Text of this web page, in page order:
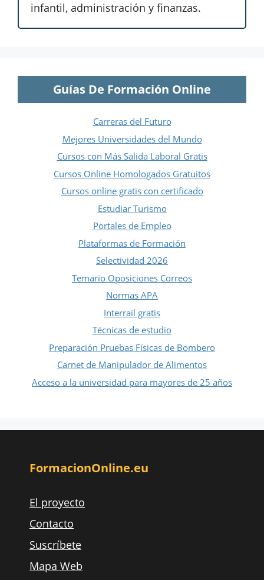
infantil, administración y finanzas.
Guías De Formación Online
Carreras del Futuro
Mejores Universidades del Mundo
Cursos con Más Salida Laboral Gratis
Cursos Online Homologados Gratuitos
Cursos online gratis con certificado
Estudiar Turismo
Portales de Empleo
Plataformas de Formación
Selectividad 2026
Temario Oposiciones Correos
Normas APA
Interrail gratis
Técnicas de estudio
Preparación Pruebas Físicas de Bombero
Carnet de Manipulador de Alimentos
Acceso a la universidad para mayores de 25 años
FormacionOnline.eu
El proyecto
Contacto
Suscríbete
Mapa Web